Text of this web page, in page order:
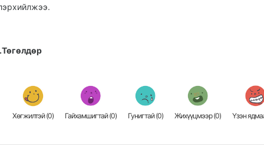
Хөгжилтэй (0) Гайхамшигтай (0) Гунигтай (0) Жихүүцмээр (0) Үзэн